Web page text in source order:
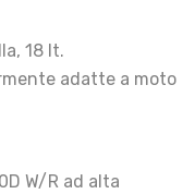
18 lt.
adatte a moto
W/R ad alta